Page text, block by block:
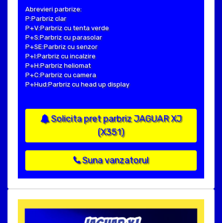
Abrevieri parbrize:
P:Parbriz clar
P+V:Parbriz cu tenta verde
P+S:Parbriz cu parasolar
P+SE:Parbriz cu senzor
P+I:Parbriz cu incalzire
P+H:Parbriz heliomat
P+C:Parbriz cu camera
P+Hud:Parbriz cu head up display
Solicita pret parbriz JAGUAR XJ
(X351)
Suna vanzatorul